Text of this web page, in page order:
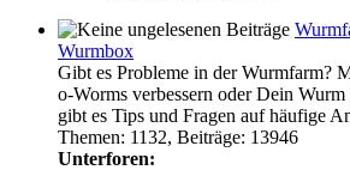
Wurmbox
Gibt es Probleme in der Wurmfarm?
o-Worms verbessern oder Dein
gibt es Tips und Fragen auf häufige
Themen: 1132, Beiträge: 13946
Unterforen: